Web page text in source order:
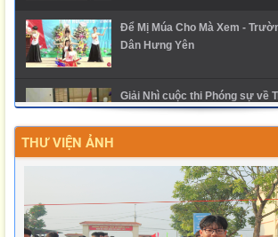
Để Mị Múa Cho Mà Xem -
Dân Hưng Yên
Giải Nhì cuộc thi Phóng sự về
Nghĩa Dân
Ngày hội trải nghiệm STEM
THƯ VIỆN ẢNH